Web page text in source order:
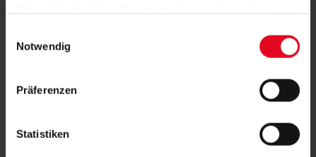
Daten von Ihnen (z.B. persönlichen Identifikatoren oder
IP-Adressen) verarbeitet werden. Durch Klicken auf den
Speicherung aller aufgeführten Cookies und der
Daten für die unten jeweils angegebene Zwecke gem. §
25 Abs. 1 TDDDG, Art. 6 Abs. 1 lit. a DSGVO zu. Sie
Notwendig
Präferenzen
Statistiken
MEHR NEWS
DOPPELTE PREMIERE: BRUNOLD UND